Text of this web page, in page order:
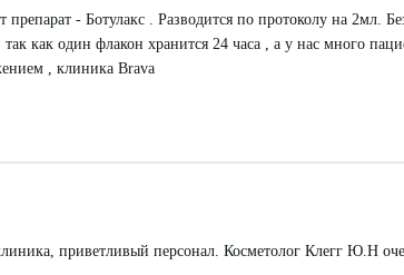
- Ботулакс . Разводится по протоколу на 2мл.
как один флакон хранится 24 часа , а у нас много
, клиника Brava
приветливый персонал. Косметолог Клегг Ю.Н